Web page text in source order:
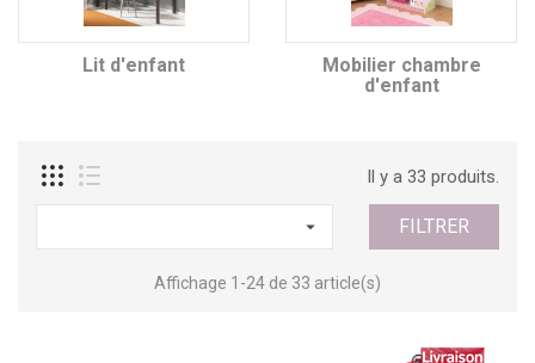
Lit d'enfant
Mobilier chambre
d'enfant
Il y a 33 produits.
 FILTRER
Affichage 1-24 de 33 article(s)